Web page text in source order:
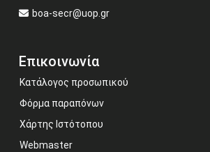
boa-secr@uop.gr
Επικοινωνία
Κατάλογος προσωπικού
Φόρμα παραπόνων
Χάρτης Ιστότοπου
Webmaster